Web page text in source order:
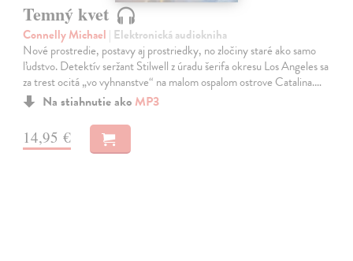
Temný kvet
Connelly Michael | Elektronická audiokniha
Nové prostredie, postavy aj prostriedky, no zločiny staré ako samo
ľudstvo. Detektív seržant Stilwell z úradu šerifa okresu Los Angeles sa
za trest ocitá „vo vyhnanstve“ na malom ospalom ostrove Catalina.…
Na stiahnutie ako MP3
14,95 €